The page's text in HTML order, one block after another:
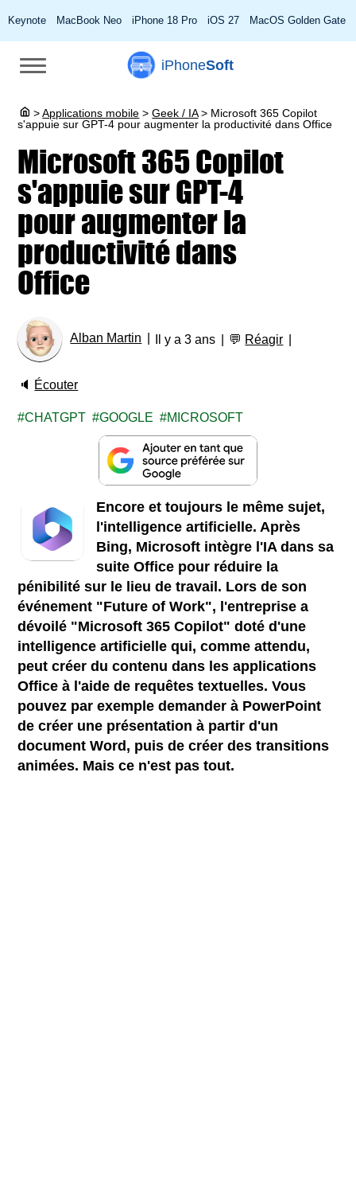
Keynote MacBook Neo iPhone 18 Pro iOS 27 MacOS Golden Gate
iPhoneSoft
> Applications mobile > Geek / IA > Microsoft 365 Copilot
s'appuie sur GPT-4 pour augmenter la productivité dans Office
Microsoft 365 Copilot
s'appuie sur GPT-4
pour augmenter la
productivité dans
Office
Alban Martin Il y a 3 ans 💬 Réagir
🔈 Écouter
CHATGPT GOOGLE MICROSOFT
Encore et toujours le même sujet,
l'intelligence artificielle. Après
Bing, Microsoft intègre l'IA dans sa
suite Office pour réduire la
pénibilité sur le lieu de travail. Lors de son
événement "Future of Work", l'entreprise a
dévoilé "Microsoft 365 Copilot" doté d'une
intelligence artificielle qui, comme attendu,
peut créer du contenu dans les applications
Office à l'aide de requêtes textuelles. Vous
pouvez par exemple demander à PowerPoint
de créer une présentation à partir d'un
document Word, puis de créer des transitions
animées. Mais ce n'est pas tout.